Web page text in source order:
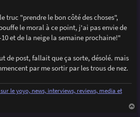
truc "prendre le bon côté des choses",
le moral à ce point, j'ai pas envie de
et de la neige la semaine prochaine!"
de post, fallait que ça sorte, désolé. mais
par me sortir par les trous de nez.
le yoyo, news, interviews, reviews, media et